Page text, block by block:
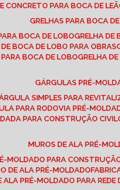
CONCRETO PARA BOCA DE
GRELHAS PARA BOCA
BOCA DE LOBO
GRELHA
DE BOCA DE LOBO PARA OBRAS
PARA BOCA DE LOBO GRELHA
GÁRGULAS PRÉ-
SIMPLES PARA
PARA RODOVIA PRÉ-
PARA CONSTRUÇÃO CIVIL
MUROS DE ALA PRÉ-
MOLDADO PARA
DE ALA PRÉ-MOLDADO
ALA PRÉ-MOLDADO PARA REDE